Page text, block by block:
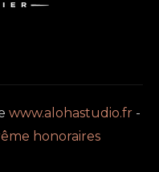
www.alohastudio.fr -
honoraires